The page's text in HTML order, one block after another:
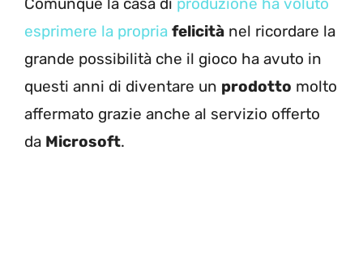
esprimere la propria felicità nel ricordare la
grande possibilità che il gioco ha avuto in
questi anni di diventare un prodotto molto
affermato grazie anche al servizio offerto
da Microsoft.